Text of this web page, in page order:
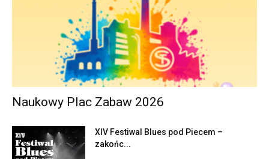
Naukowy Plac Zabaw 2026
XIV Festiwal Blues pod Piecem –
zakońc...